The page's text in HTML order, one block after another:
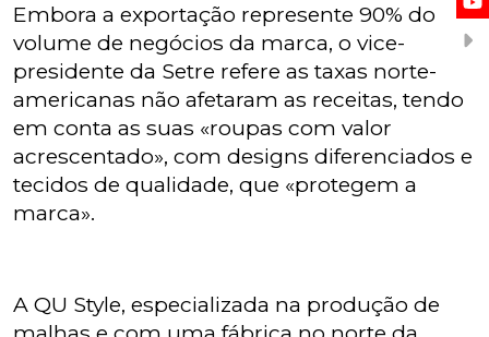
Embora a exportação represente 90% do
volume de negócios da marca, o vice-
presidente da Setre refere as taxas norte-
americanas não afetaram as receitas, tendo
em conta as suas «roupas com valor
acrescentado», com designs diferenciados e
tecidos de qualidade, que «protegem a
marca».
A QU Style, especializada na produção de